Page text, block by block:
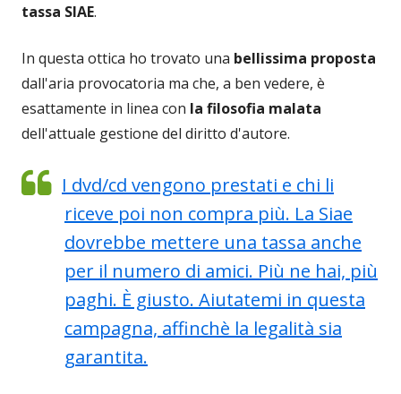
tassa SIAE.
In questa ottica ho trovato una bellissima proposta
dall'aria provocatoria ma che, a ben vedere, è
esattamente in linea con la filosofia malata
dell'attuale gestione del diritto d'autore.
I dvd/cd vengono prestati e chi li
riceve poi non compra più. La Siae
dovrebbe mettere una tassa anche
per il numero di amici. Più ne hai, più
paghi. È giusto. Aiutatemi in questa
campagna, affinchè la legalità sia
garantita.